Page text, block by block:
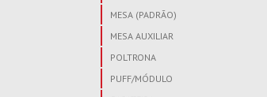
MESA (PADRÃO)
MESA AUXILIAR
POLTRONA
PUFF/MÓDULO